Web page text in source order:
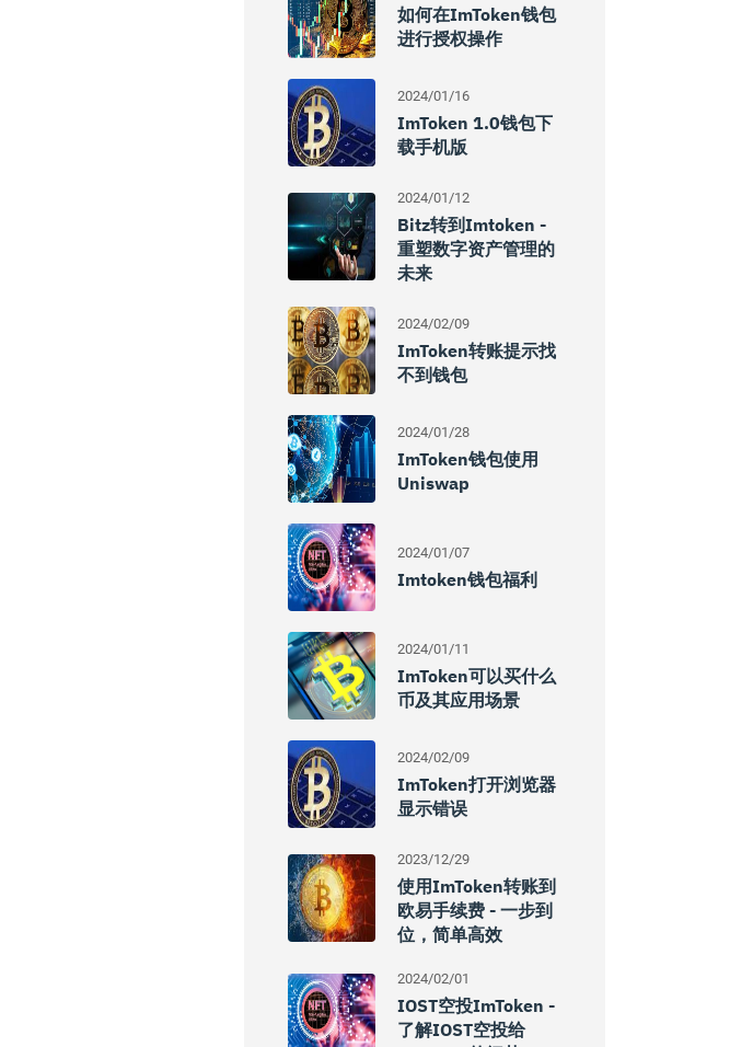
如何在imToken钱包
进行授权操作
2024/01/16
ImToken 1.0钱包下
载手机版
2024/01/12
Bitz转到imtoken -
重塑数字资产管理的
未来
2024/02/09
ImToken转账提示找
不到钱包
2024/01/28
ImToken钱包使用
Uniswap
2024/01/07
Imtoken钱包福利
2024/01/11
ImToken可以买什么
币及其应用场景
2024/02/09
ImToken打开浏览器
显示错误
2023/12/29
使用imToken转账到
欧易手续费 - 一步到
位，简单高效
2024/02/01
IOST空投imToken -
了解IOST空投给